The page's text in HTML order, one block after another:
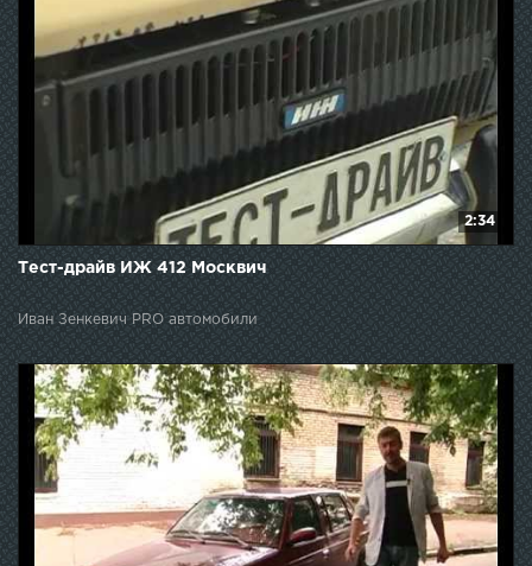
2:34
Тест-драйв ИЖ 412 Москвич
Иван Зенкевич PRO автомобили